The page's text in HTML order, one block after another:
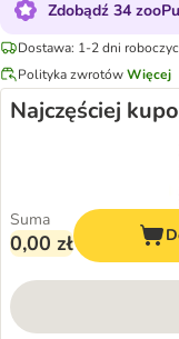
Zdobądź 34
Dostawa: 1-2 dni
Polityka zwrotówWięcej
Najczęściej
Suma
0,00 zł